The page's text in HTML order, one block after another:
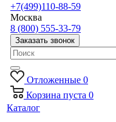
+7(499)110-88-59
Москва
8 (800) 555-33-79
Заказать звонок
Отложенные 0
Корзина пуста 0
Каталог